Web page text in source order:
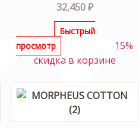
15%
32,450₽
Быстрый
просмотр
15%
скидка в корзине